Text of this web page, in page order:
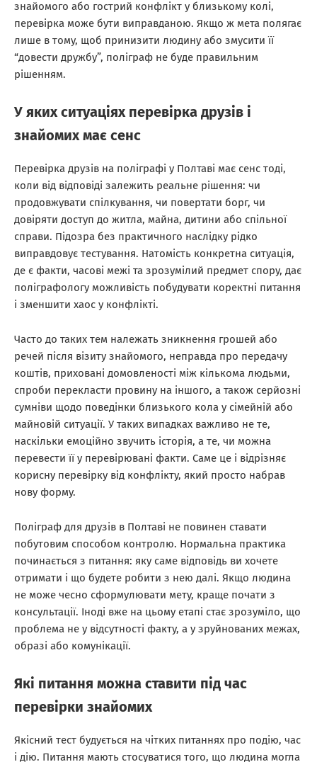
знайомого або гострий конфлікт у близькому колі,
перевірка може бути виправданою. Якщо ж мета полягає
лише в тому, щоб принизити людину або змусити її
“довести дружбу”, поліграф не буде правильним
рішенням.
У яких ситуаціях перевірка друзів і
знайомих має сенс
Перевірка друзів на поліграфі у Полтаві має сенс тоді,
коли від відповіді залежить реальне рішення: чи
продовжувати спілкування, чи повертати борг, чи
довіряти доступ до житла, майна, дитини або спільної
справи. Підозра без практичного наслідку рідко
виправдовує тестування. Натомість конкретна ситуація,
де є факти, часові межі та зрозумілий предмет спору, дає
поліграфологу можливість побудувати коректні питання
і зменшити хаос у конфлікті.
Часто до таких тем належать зникнення грошей або
речей після візиту знайомого, неправда про передачу
коштів, приховані домовленості між кількома людьми,
спроби перекласти провину на іншого, а також серйозні
сумніви щодо поведінки близького кола у сімейній або
майновій ситуації. У таких випадках важливо не те,
наскільки емоційно звучить історія, а те, чи можна
перевести її у перевірювані факти. Саме це і відрізняє
корисну перевірку від конфлікту, який просто набрав
нову форму.
Поліграф для друзів в Полтаві не повинен ставати
побутовим способом контролю. Нормальна практика
починається з питання: яку саме відповідь ви хочете
отримати і що будете робити з нею далі. Якщо людина
не може чесно сформулювати мету, краще почати з
консультації. Іноді вже на цьому етапі стає зрозуміло, що
проблема не у відсутності факту, а у зруйнованих межах,
образі або комунікації.
Які питання можна ставити під час
перевірки знайомих
Якісний тест будується на чітких питаннях про подію, час
і дію. Питання мають стосуватися того, що людина могла